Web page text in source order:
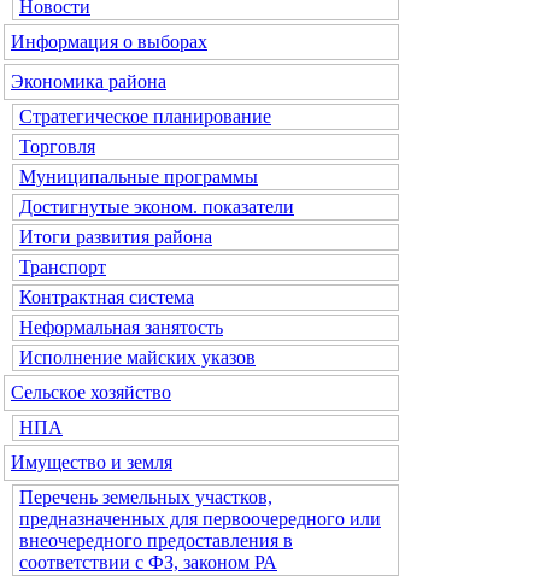
Новости
Информация о выборах
Экономика района
Стратегическое планирование
Торговля
Муниципальные программы
Достигнутые эконом. показатели
Итоги развития района
Транспорт
Контрактная система
Неформальная занятость
Исполнение майских указов
Сельское хозяйство
НПА
Имущество и земля
Перечень земельных участков,
предназначенных для первоочередного или
внеочередного предоставления в
соответствии с ФЗ, законом РА